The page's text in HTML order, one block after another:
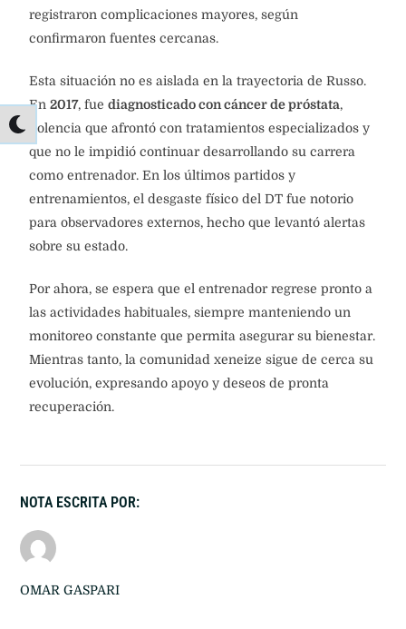
registraron complicaciones mayores, según
confirmaron fuentes cercanas.
Esta situación no es aislada en la trayectoria de Russo.
En 2017, fue diagnosticado con cáncer de próstata,
dolencia que afrontó con tratamientos especializados y
que no le impidió continuar desarrollando su carrera
como entrenador. En los últimos partidos y
entrenamientos, el desgaste físico del DT fue notorio
para observadores externos, hecho que levantó alertas
sobre su estado.
Por ahora, se espera que el entrenador regrese pronto a
las actividades habituales, siempre manteniendo un
monitoreo constante que permita asegurar su bienestar.
Mientras tanto, la comunidad xeneize sigue de cerca su
evolución, expresando apoyo y deseos de pronta
recuperación.
NOTA ESCRITA POR:
OMAR GASPARI